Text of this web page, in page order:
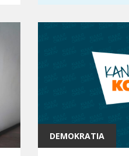
DEMOKRATIA